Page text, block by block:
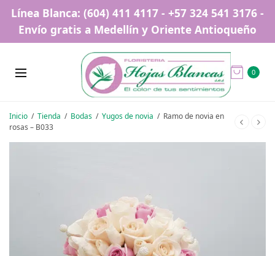
Línea Blanca: (604) 411 4117 - +57 324 541 3176 -
Envío gratis a Medellín y Oriente Antioqueño
0
Inicio / Tienda / Bodas / Yugos de novia / Ramo de novia en
rosas – B033